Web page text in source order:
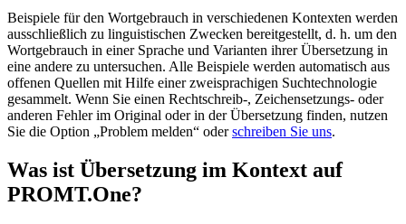
Beispiele für den Wortgebrauch in verschiedenen Kontexten werden
ausschließlich zu linguistischen Zwecken bereitgestellt, d. h. um den
Wortgebrauch in einer Sprache und Varianten ihrer Übersetzung in
eine andere zu untersuchen. Alle Beispiele werden automatisch aus
offenen Quellen mit Hilfe einer zweisprachigen Suchtechnologie
gesammelt. Wenn Sie einen Rechtschreib-, Zeichensetzungs- oder
anderen Fehler im Original oder in der Übersetzung finden, nutzen
Sie die Option „Problem melden“ oderschreiben Sie uns.
Was ist Übersetzung im Kontext auf
PROMT.One?